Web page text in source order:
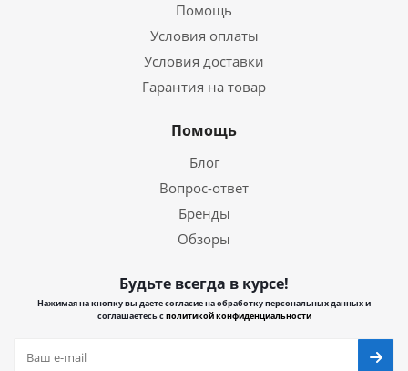
Помощь
Условия оплаты
Условия доставки
Гарантия на товар
Помощь
Блог
Вопрос-ответ
Бренды
Обзоры
Будьте всегда в курсе!
Нажимая на кнопку вы даете согласие на обработку персональных данных и
соглашаетесь сполитикой конфиденциальности